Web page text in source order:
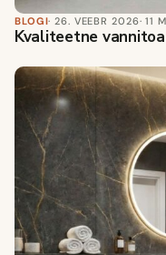
BLOGI· 26. VEEBR 2026· 11
Kvaliteetne